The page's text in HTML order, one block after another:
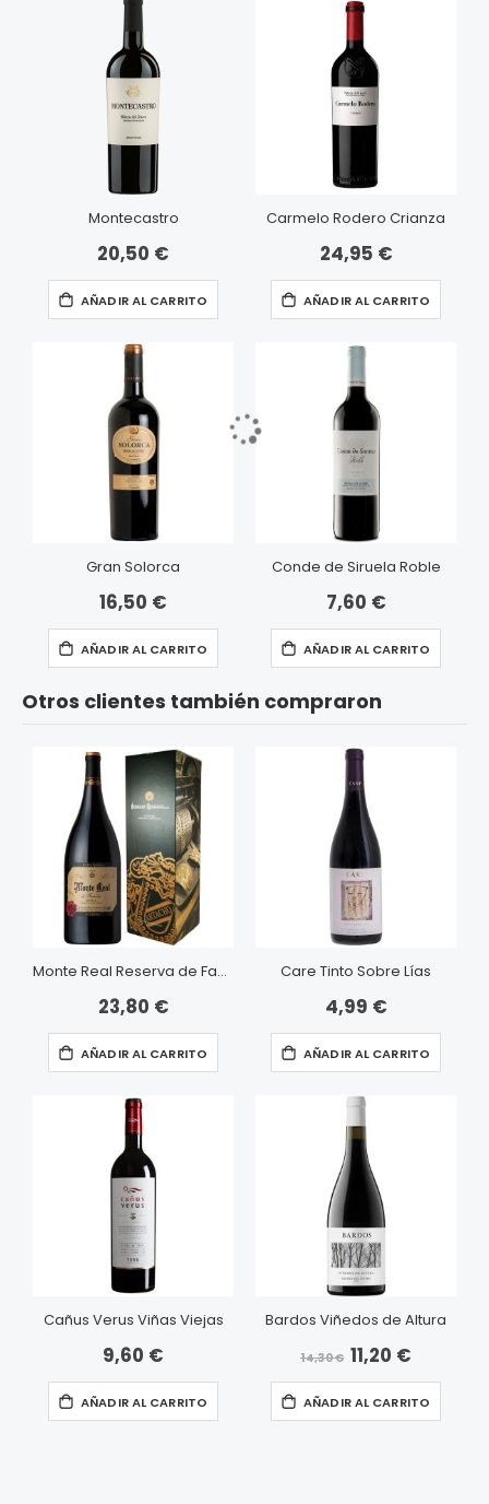
Montecastro
20,50 €
AÑADIR AL CARRITO
Carmelo Rodero Crianza
24,95 €
AÑADIR AL CARRITO
Gran Solorca
16,50 €
AÑADIR AL CARRITO
Conde de Siruela Roble
7,60 €
AÑADIR AL CARRITO
Otros clientes también compraron
Monte Real Reserva de Familia Magnum
23,80 €
AÑADIR AL CARRITO
Care Tinto Sobre Lías
4,99 €
AÑADIR AL CARRITO
Cañus Verus Viñas Viejas
9,60 €
AÑADIR AL CARRITO
Bardos Viñedos de Altura
14,30 € Precio
especial
11,20 €
AÑADIR AL CARRITO